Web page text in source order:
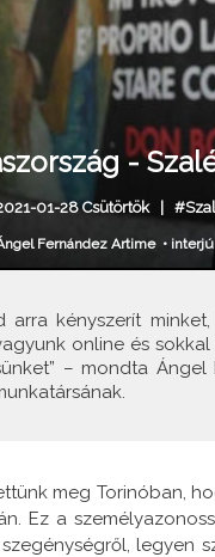
-
01-28 Csütörtök |
Fernández Artime• interjú
arra kényszerít
online és
– mondta
meg Torinóban,
Ez a
legyen